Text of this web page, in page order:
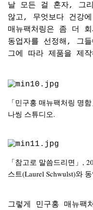
날 모든 걸 혼자, 그
않고, 무엇보다 건강
매뉴팩처링은 좀 더
동업자를 선정해, 그
그에 따라 제품을 제
「민구홍 매뉴팩처링 명
나씽 스튜디오.
「참고로 말씀드리면」,
스트(Laurel Schwulst)와
그렇게 민구홍 매뉴